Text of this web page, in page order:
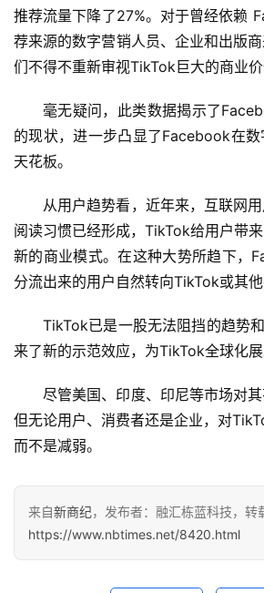
推荐流量下降了27%。对于曾经依赖
荐来源的数字营销人员、企业和出版
们不得不重新审视TikTok巨大的商业价
毫无疑问，此类数据揭示了
的现状，进一步凸显了Facebook在
天花板。
从用户趋势看，近年来，互联网
阅读习惯已经形成，TikTok给用户带
新的商业模式。在这种大势所趋下，
分流出来的用户自然转向TikTok或其他
TikTok已是一股无法阻挡的趋势
来了新的示范效应，为TikTok全球化展
尽管美国、印度、印尼等市场对其
但无论用户、消费者还是企业，对
而不是减弱。
来自新商纪，发布者：融汇栋蓝科技，转
https://www.nbtimes.net/8420.html